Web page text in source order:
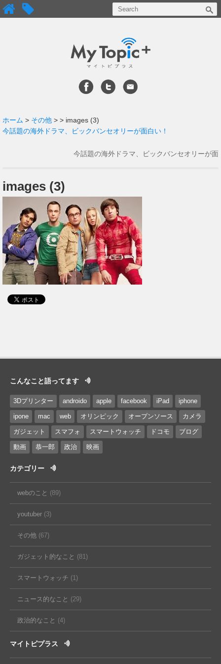
ホーム > その他 >
今話題の海外ドラマ、ビックバンセオリーが面白い！
> images (3)
今話題の海外ドラマ、ビックバンセオリーが面
images (3)
こんなこと語ってます
3Dプリンター androido apple facebook iPad iphone
ipone mac web オリンピック オープンソース カメラ
ガジェット スマフォ スマートウォッチ ドコモ ブログ
動画 恭一郎 政治 映画
カテゴリー
webのこと (89)
youtuber (3)
その他 (67)
ガジェット的なこと (81)
スマートウォッチ (1)
ニュース的なこと (29)
政治的なこと (4)
マイトピプラス